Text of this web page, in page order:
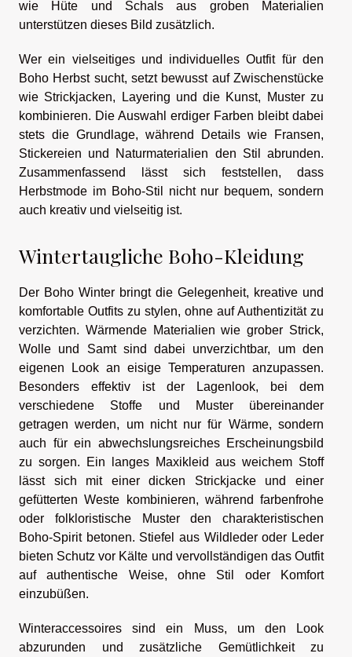
wie Hüte und Schals aus groben Materialien
unterstützen dieses Bild zusätzlich.
Wer ein vielseitiges und individuelles Outfit für den
Boho Herbst sucht, setzt bewusst auf Zwischenstücke
wie Strickjacken, Layering und die Kunst, Muster zu
kombinieren. Die Auswahl erdiger Farben bleibt dabei
stets die Grundlage, während Details wie Fransen,
Stickereien und Naturmaterialien den Stil abrunden.
Zusammenfassend lässt sich feststellen, dass
Herbstmode im Boho-Stil nicht nur bequem, sondern
auch kreativ und vielseitig ist.
Wintertaugliche Boho-Kleidung
Der Boho Winter bringt die Gelegenheit, kreative und
komfortable Outfits zu stylen, ohne auf Authentizität zu
verzichten. Wärmende Materialien wie grober Strick,
Wolle und Samt sind dabei unverzichtbar, um den
eigenen Look an eisige Temperaturen anzupassen.
Besonders effektiv ist der Lagenlook, bei dem
verschiedene Stoffe und Muster übereinander
getragen werden, um nicht nur für Wärme, sondern
auch für ein abwechslungsreiches Erscheinungsbild
zu sorgen. Ein langes Maxikleid aus weichem Stoff
lässt sich mit einer dicken Strickjacke und einer
gefütterten Weste kombinieren, während farbenfrohe
oder folkloristische Muster den charakteristischen
Boho-Spirit betonen. Stiefel aus Wildleder oder Leder
bieten Schutz vor Kälte und vervollständigen das Outfit
auf authentische Weise, ohne Stil oder Komfort
einzubüßen.
Winteraccessoires sind ein Muss, um den Look
abzurunden und zusätzliche Gemütlichkeit zu